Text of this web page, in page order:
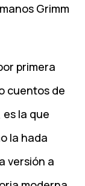
Grimm
primera
cuentos de
la que
la hada
versión a